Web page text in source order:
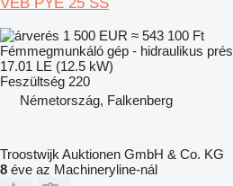
1 500 EUR ≈ 543 100 Ft
Fémmegmunkáló gép - hidraulikus prés
17.01 LE (12.5 kW)
Feszültség 220
Németország, Falkenberg
Troostwijk Auktionen GmbH & Co. KG
8 éve az Machineryline-nál